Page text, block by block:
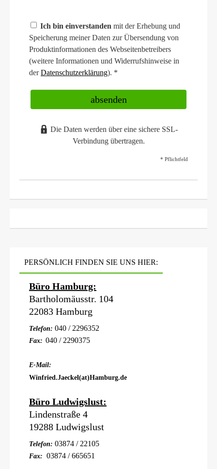
Ich bin einverstanden mit der Erhebung und
Speicherung meiner Daten zur Übersendung von
Produktinformationen des Webseitenbetreibers
(weitere Informationen und Widerrufshinweise in
derDatenschutzerklärung). *
absenden
Die Daten werden über eine sichere SSL-
Verbindung übertragen.
* Pflichtfeld
PERSÖNLICH FINDEN SIE UNS HIER:
Büro Hamburg:
Bartholomäusstr. 104
22083 Hamburg
Telefon: 040 / 2296352
Fax: 040 / 2290375
E-Mail:
Winfried.Jaeckel(at)Hamburg.de
Büro Ludwigslust:
Lindenstraße 4
19288 Ludwigslust
Telefon: 03874 / 22105
Fax: 03874 / 665651